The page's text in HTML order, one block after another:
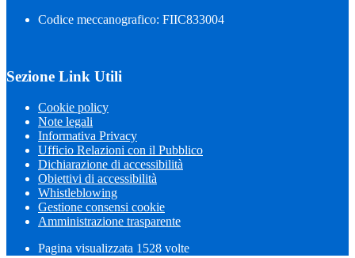
Codice meccanografico: FIIC833004
Sezione Link Utili
Cookie policy
Note legali
Informativa Privacy
Ufficio Relazioni con il Pubblico
Dichiarazione di accessibilità
Obiettivi di accessibilità
Whistleblowing
Gestione consensi cookie
Amministrazione trasparente
Pagina visualizzata 1528 volte